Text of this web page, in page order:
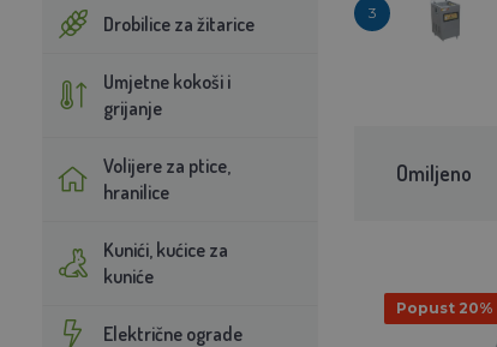
Drobilice za žitarice
Umjetne kokoši i
grijanje
Volijere za ptice,
hranilice
Kunići, kućice za
kuniće
Električne ograde
3
Omiljeno
Popust 20%